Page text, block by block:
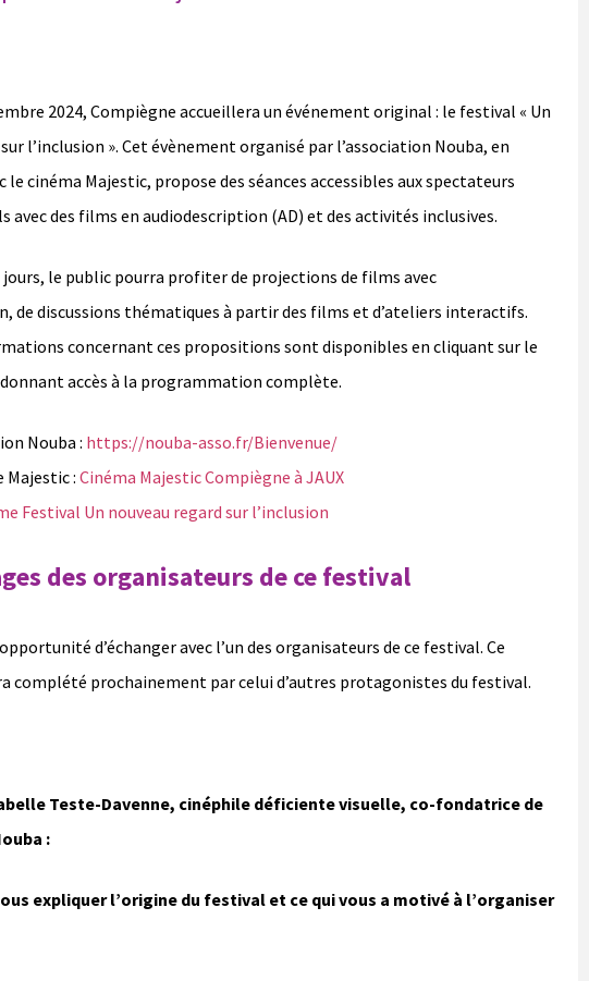
2024, Compiègne accueillera un événement original : le festival « Un
l’inclusion ». Cet évènement organisé par l’association Nouba, en
cinéma Majestic, propose des séances accessibles aux spectateurs
avec des films en audiodescription (AD) et des activités inclusives.
le public pourra profiter de projections de films avec
de discussions thématiques à partir des films et d’ateliers interactifs.
concernant ces propositions sont disponibles en cliquant sur le
accès à la programmation complète.
Nouba : https://nouba-asso.fr/Bienvenue/
Majestic : Cinéma Majestic Compiègne à JAUX
Festival Un nouveau regard sur l’inclusion
des organisateurs de ce festival
d’échanger avec l’un des organisateurs de ce festival. Ce
complété prochainement par celui d’autres protagonistes du festival.
Teste-Davenne, cinéphile déficiente visuelle, co-fondatrice de
:
expliquer l’origine du festival et ce qui vous a motivé à l’organiser